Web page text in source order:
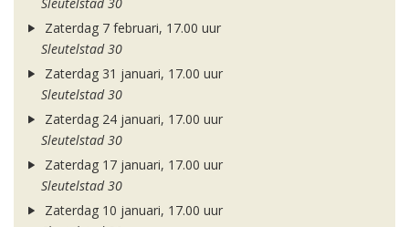
Sleutelstad 30
Zaterdag 7 februari, 17.00 uur
Sleutelstad 30
Zaterdag 31 januari, 17.00 uur
Sleutelstad 30
Zaterdag 24 januari, 17.00 uur
Sleutelstad 30
Zaterdag 17 januari, 17.00 uur
Sleutelstad 30
Zaterdag 10 januari, 17.00 uur